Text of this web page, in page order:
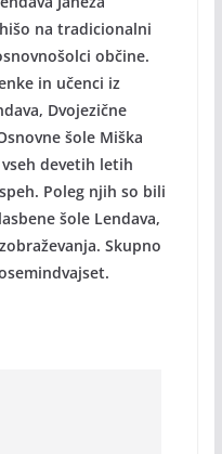
na tradicionalni
občine.
in učenci iz
Dvojezične
šole Miška
devetih letih
Poleg njih so bili
šole Lendava,
Skupno